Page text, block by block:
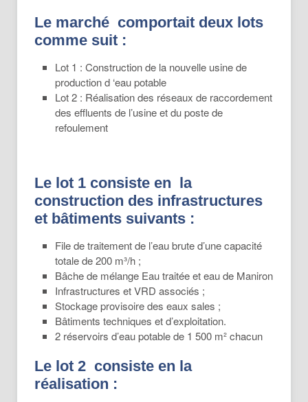
Le marché comportait deux lots
comme suit :
Lot 1 : Construction de la nouvelle usine de
production d ‘eau potable
Lot 2 : Réalisation des réseaux de raccordement
des effluents de l’usine et du poste de
refoulement
Le lot 1 consiste en la
construction des infrastructures
et bâtiments suivants :
File de traitement de l’eau brute d’une capacité
totale de 200 m³/h ;
Bâche de mélange Eau traitée et eau de Maniron
Infrastructures et VRD associés ;
Stockage provisoire des eaux sales ;
Bâtiments techniques et d’exploitation.
2 réservoirs d’eau potable de 1 500 m² chacun
Le lot 2 consiste en la
réalisation :